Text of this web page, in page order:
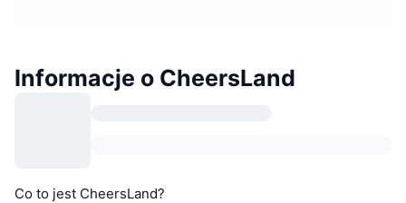
Informacje o CheersLand
Co to jest CheersLand?